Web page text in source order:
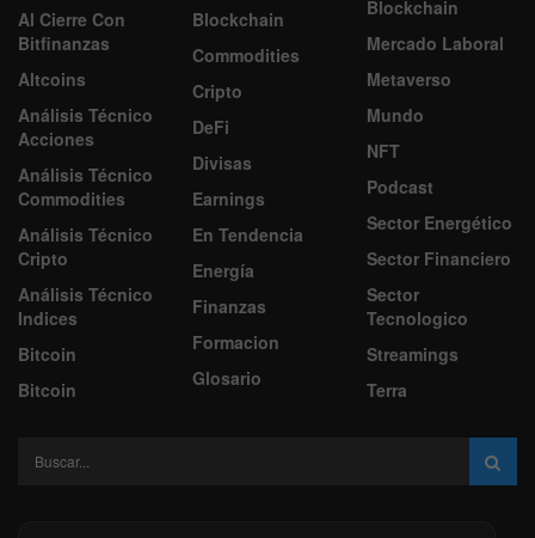
Al Cierre Con
Bitfinanzas
Altcoins
Análisis Técnico
Acciones
Análisis Técnico
Commodities
Análisis Técnico
Cripto
Análisis Técnico
Indices
Bitcoin
Bitcoin
Blockchain
Commodities
Cripto
DeFi
Divisas
Earnings
En Tendencia
Energía
Finanzas
Formacion
Glosario
Blockchain
Mercado Laboral
Metaverso
Mundo
NFT
Podcast
Sector Energético
Sector Financiero
Sector
Tecnologico
Streamings
Terra